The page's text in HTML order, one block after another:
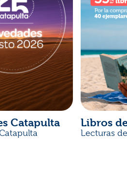
Catapulta Libros
Lecturas